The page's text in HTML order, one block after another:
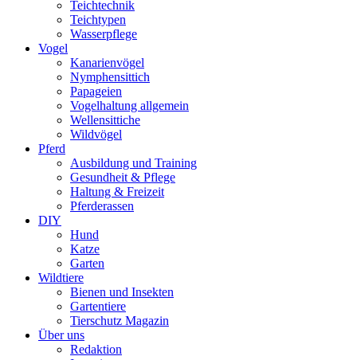
Teichtechnik
Teichtypen
Wasserpflege
Vogel
Kanarienvögel
Nymphensittich
Papageien
Vogelhaltung allgemein
Wellensittiche
Wildvögel
Pferd
Ausbildung und Training
Gesundheit & Pflege
Haltung & Freizeit
Pferderassen
DIY
Hund
Katze
Garten
Wildtiere
Bienen und Insekten
Gartentiere
Tierschutz Magazin
Über uns
Redaktion